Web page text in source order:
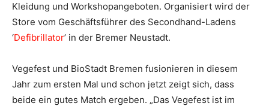
Kleidung und Workshopangeboten. Organisiert wird der
Store vom Geschäftsführer des Secondhand-Ladens
‘Defibrillator’ in der Bremer Neustadt.
Vegefest und BioStadt Bremen fusionieren in diesem
Jahr zum ersten Mal und schon jetzt zeigt sich, dass
beide ein gutes Match ergeben. „Das Vegefest ist im